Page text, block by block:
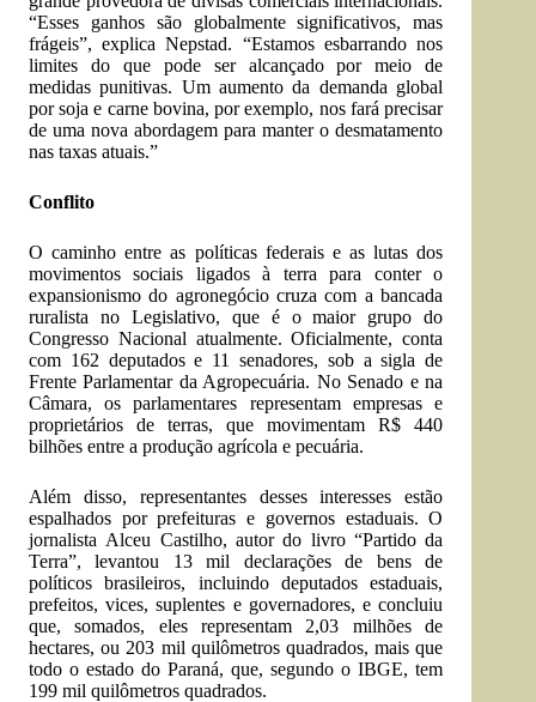
“Esses ganhos são globalmente significativos, mas
frágeis”, explica Nepstad. “Estamos esbarrando nos
limites do que pode ser alcançado por meio de
medidas punitivas. Um aumento da demanda global
por soja e carne bovina, por exemplo, nos fará precisar
de uma nova abordagem para manter o desmatamento
nas taxas atuais.”
Conflito
O caminho entre as políticas federais e as lutas dos
movimentos sociais ligados à terra para conter o
expansionismo do agronegócio cruza com a bancada
ruralista no Legislativo, que é o maior grupo do
Congresso Nacional atualmente. Oficialmente, conta
com 162 deputados e 11 senadores, sob a sigla de
Frente Parlamentar da Agropecuária. No Senado e na
Câmara, os parlamentares representam empresas e
proprietários de terras, que movimentam R$ 440
bilhões entre a produção agrícola e pecuária.
Além disso, representantes desses interesses estão
espalhados por prefeituras e governos estaduais. O
jornalista Alceu Castilho, autor do livro “Partido da
Terra”, levantou 13 mil declarações de bens de
políticos brasileiros, incluindo deputados estaduais,
prefeitos, vices, suplentes e governadores, e concluiu
que, somados, eles representam 2,03 milhões de
hectares, ou 203 mil quilômetros quadrados, mais que
todo o estado do Paraná, que, segundo o IBGE, tem
199 mil quilômetros quadrados.